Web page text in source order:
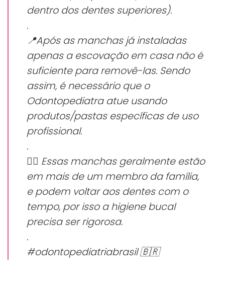
dentro dos dentes superiores).
.
📍Após as manchas já instaladas
apenas a escovação em casa não é
suficiente para removê-las. Sendo
assim, é necessário que o
Odontopediatra atue usando
produtos/pastas específicas de uso
profissional.
.
👉🏻 Essas manchas geralmente estão
em mais de um membro da família,
e podem voltar aos dentes com o
tempo, por isso a higiene bucal
precisa ser rigorosa.
.
#odontopediatriabrasil 🇧🇷